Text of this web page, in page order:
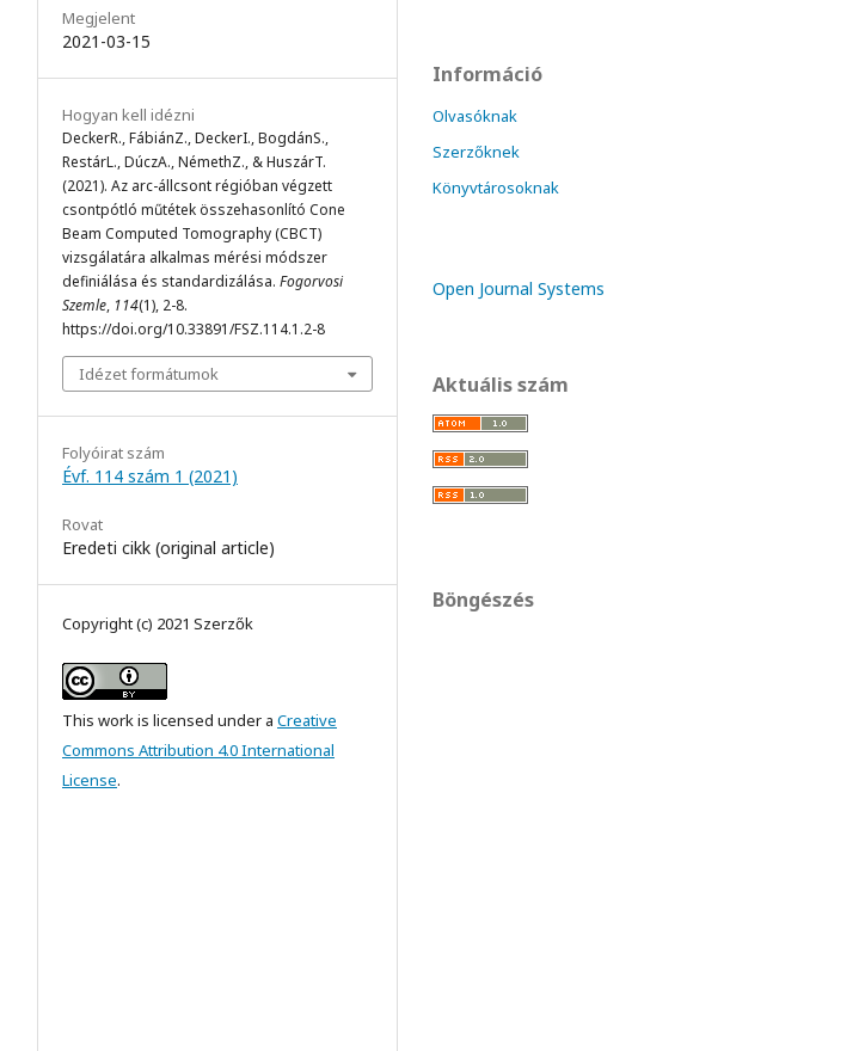
Megjelent
2021-03-15
Hogyan kell idézni
DeckerR., FábiánZ., DeckerI., BogdánS.,
RestárL., DúczA., NémethZ., & HuszárT.
(2021). Az arc-állcsont régióban végzett
csontpótló műtétek összehasonlító Cone
Beam Computed Tomography (CBCT)
vizsgálatára alkalmas mérési módszer
definiálása és standardizálása. Fogorvosi
Szemle, 114(1), 2-8.
https://doi.org/10.33891/FSZ.114.1.2-8
Idézet formátumok
Folyóirat szám
Évf. 114 szám 1 (2021)
Rovat
Eredeti cikk (original article)
Copyright (c) 2021 Szerzők
This work is licensed under a Creative
Commons Attribution 4.0 International
License.
Információ
Olvasóknak
Szerzőknek
Könyvtárosoknak
Open Journal Systems
Aktuális szám
Böngészés